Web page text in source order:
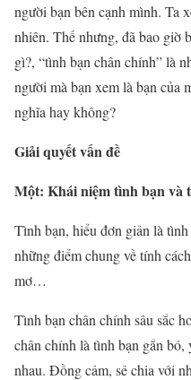
người bạn bên cạnh mình. Ta
nhiên. Thế nhưng, đã bao giờ
gì?, “tình bạn chân chính” là
người mà bạn xem là bạn của
nghĩa hay không?
Giải quyết vấn đề
Một: Khái niệm tình bạn và
Tình bạn, hiểu đơn giản là
những điểm chung về tính
mơ…
Tình bạn chân chính sâu sắc
chân chính là tình bạn gắn
nhau. Đồng cảm, sẻ chia với